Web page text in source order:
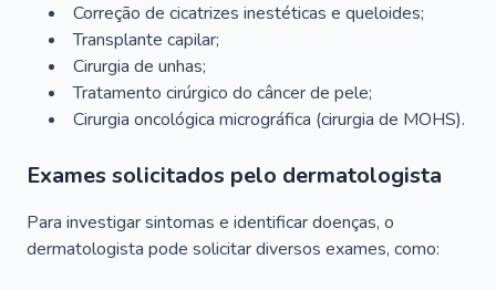
Correção de cicatrizes inestéticas e queloides;
Transplante capilar;
Cirurgia de unhas;
Tratamento cirúrgico do câncer de pele;
Cirurgia oncológica micrográfica (cirurgia de MOHS).
Exames solicitados pelo dermatologista
Para investigar sintomas e identificar doenças, o
dermatologista pode solicitar diversos exames, como: